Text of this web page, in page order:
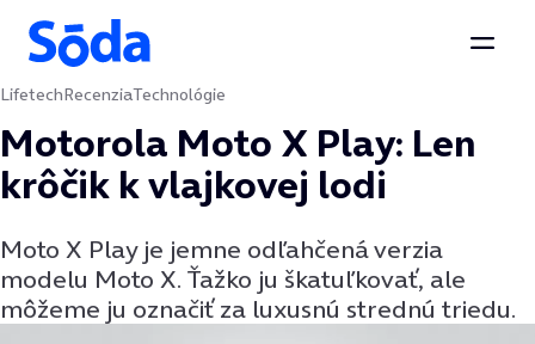
Preskočiť na obsah
LifetechRecenziaTechnológie
Motorola Moto X Play: Len
krôčik k vlajkovej lodi
Moto X Play je jemne odľahčená verzia
modelu Moto X. Ťažko ju škatuľkovať, ale
môžeme ju označiť za luxusnú strednú triedu.